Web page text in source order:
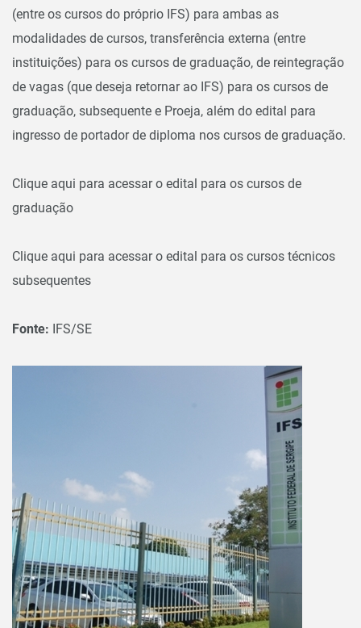
(entre os cursos do próprio IFS) para ambas as
modalidades de cursos, transferência externa (entre
instituições) para os cursos de graduação, de reintegração
de vagas (que deseja retornar ao IFS) para os cursos de
graduação, subsequente e Proeja, além do edital para
ingresso de portador de diploma nos cursos de graduação.
Clique aqui para acessar o edital para os cursos de
graduação
Clique aqui para acessar o edital para os cursos técnicos
subsequentes
Fonte: IFS/SE